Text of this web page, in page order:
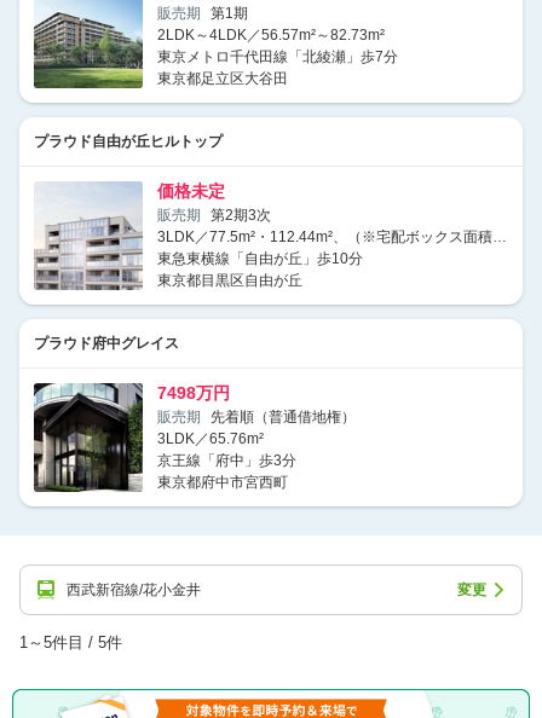
販売期
第1期
2LDK～4LDK／56.57m²～82.73m²
東京メトロ千代田線「北綾瀬」歩7分
東京都足立区大谷田
プラウド自由が丘ヒルトップ
価格未定
販売期
第2期3次
東急東横線「自由が丘」歩10分
東京都目黒区自由が丘
プラウド府中グレイス
7498万円
販売期
先着順（普通借地権）
3LDK／65.76m²
京王線「府中」歩3分
東京都府中市宮西町
西武新宿線/花小金井 変更
1～5件目 / 5件